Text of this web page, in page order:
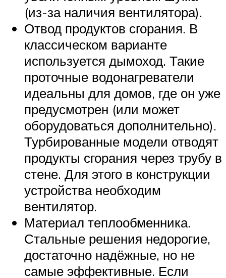
(из-за наличия вентилятора).
Отвод продуктов сгорания. В
классическом варианте
используется дымоход. Такие
проточные водонагреватели
идеальны для домов, где он уже
предусмотрен (или может
оборудоваться дополнительно).
Турбированные модели отводят
продукты сгорания через трубу в
стене. Для этого в конструкции
устройства необходим
вентилятор.
Материал теплообменника.
Стальные решения недорогие,
достаточно надёжные, но не
самые эффективные. Если